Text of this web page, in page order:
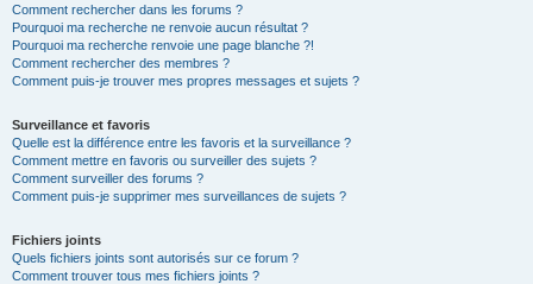
Comment rechercher dans les forums ?
Pourquoi ma recherche ne renvoie aucun résultat ?
Pourquoi ma recherche renvoie une page blanche ?!
Comment rechercher des membres ?
Comment puis-je trouver mes propres messages et sujets ?
Surveillance et favoris
Quelle est la différence entre les favoris et la surveillance ?
Comment mettre en favoris ou surveiller des sujets ?
Comment surveiller des forums ?
Comment puis-je supprimer mes surveillances de sujets ?
Fichiers joints
Quels fichiers joints sont autorisés sur ce forum ?
Comment trouver tous mes fichiers joints ?